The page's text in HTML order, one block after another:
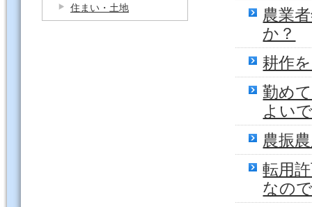
住まい・土地
農業
か？
耕作
勤め
よい
農振
転用
なの